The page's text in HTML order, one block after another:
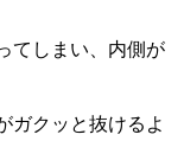
てしまい、内側が
ガクッと抜けるよ